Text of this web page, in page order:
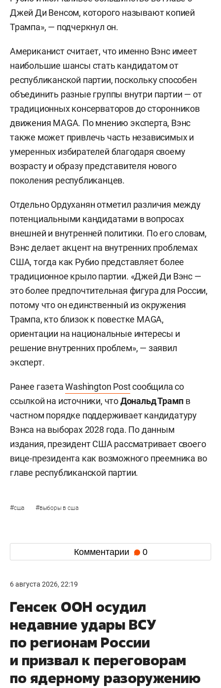
Джей Ди Венсом, которого называют копией
Трампа», — подчеркнул он.
Американист считает, что именно Вэнс имеет
наибольшие шансы стать кандидатом от
республиканской партии, поскольку способен
объединить разные группы внутри партии — от
традиционных консерваторов до сторонников
движения MAGA. По мнению эксперта, Вэнс
также может привлечь часть независимых и
умеренных избирателей благодаря своему
возрасту и образу представителя нового
поколения республиканцев.
Отдельно Ордуханян отметил различия между
потенциальными кандидатами в вопросах
внешней и внутренней политики. По его словам,
Вэнс делает акцент на внутренних проблемах
США, тогда как Рубио представляет более
традиционное крыло партии. «Джей Ди Вэнс —
это более предпочтительная фигура для России,
потому что он единственный из окружения
Трампа, кто близок к повестке MAGA,
ориентации на национальные интересы и
решение внутренних проблем», — заявил
эксперт.
Ранее газетаWashington Postсообщила со
ссылкой на источники, чтоДональд Трамп в
частном порядке поддерживает кандидатуру
Вэнса на выборах 2028 года. По данным
издания, президент США рассматривает своего
вице-президента как возможного преемника во
главе республиканской партии.
#сша #выборы в сша
Комментарии 0
6 августа 2026, 22:19
Генсек ООН осудил
недавние удары ВСУ
по регионам России
и призвал к переговорам
по ядерному разоружению